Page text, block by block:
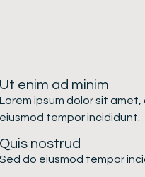
Ut enim ad minim
Lorem ipsum dolor sit
eiusmod tempor incididunt.
Quis nostrud
Sed do eiusmod tempor